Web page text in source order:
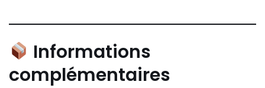
Informations
complémentaires